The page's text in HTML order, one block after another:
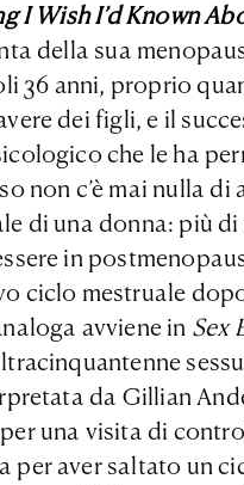
I Wish I’d Known
della sua
36 anni, proprio
dei figli, e il
che le ha
non c’è mai nulla di
di una donna: più di
in
ciclo mestruale dopo
avviene in Sex
da Gillian
una visita di
per aver saltato un